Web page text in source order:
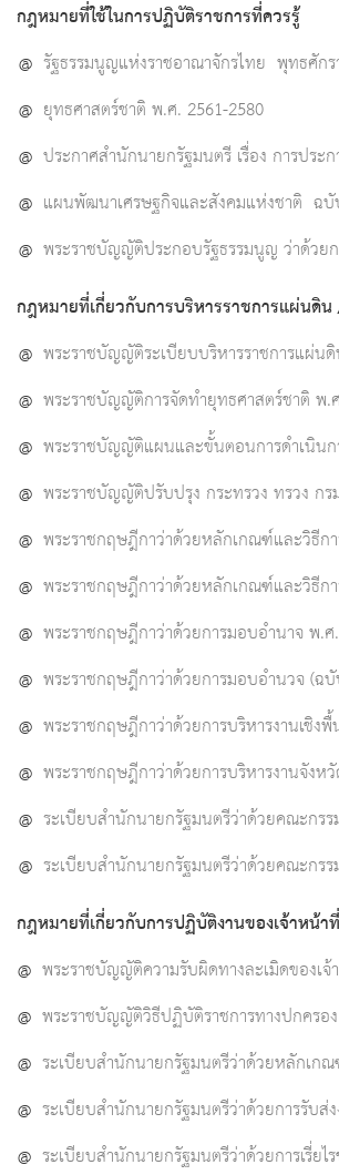
กฎหมายที่ใช้ในการปฏิบัติราชการที่ควรรู้
@ รัฐธรรมนูญแห่งราชอาณาจักรไทย พุทธศัก
@ ยุทธศาสตร์ชาติ พ.ศ. 2561-2580
@ ประกาศสำนักนายกรัฐมนตรี เรื่อง การปร
@ แผนพัฒนาเศรษฐกิจและสังคมแห่งชาติ ฉ
@ พระราชบัญญัติประกอบรัฐธรรมนูญ ว่าด้วย
กฎหมายที่เกี่ยวกับการบริหารราชการแผ่นดิ
@ พระราชบัญญัติระเบียบบริหารราชการแผ่น
@ พระราชบัญญัติการจัดทำยุทธศาสตร์ชาติ พ.
@ พระราชบัญญัติแผนและขั้นตอนการดำเนิน
@ พระราชบัญญัติปรับปรุง กระทรวง ทรวง ก
@ พระราชกฤษฎีกาว่าด้วยหลักเกณฑ์และวิธีก
@ พระราชกฤษฎีกาว่าด้วยหลักเกณฑ์และวิธีก
@ พระราชกฤษฎีกาว่าด้วยการมอบอำนาจ พ.
@ พระราชกฤษฎีกาว่าด้วยการมอบอำนวจ (ฉ
@ พระราชกฤษฎีกาว่าด้วยการบริหารงานเชิ
@ พระราชกฤษฎีกาว่าด้วยการบริหารงานจัง
@ ระเบียบสำนักนายกรัฐมนตรีว่าด้วยคณะกร
@ ระเบียบสำนักนายกรัฐมนตรีว่าด้วยคณะกร
กฎหมายที่เกี่ยวกับการปฏิบัติงานของเจ้าหน้า
@ พระราชบัญญัติความรับผิดทางละเมิดของเ
@ พระราชบัญญัติวิธีปฏิบัติราชการทางปกครอ
@ ระเบียบสำนักนายกรัฐมนตรีว่าด้วยหลักเก
@ ระเบียบสำนักนายกรัฐมนตรีว่าด้วยการรับ
@ ระเบียบสำนักนายกรัฐมนตรีว่าด้วยการเรี่ย